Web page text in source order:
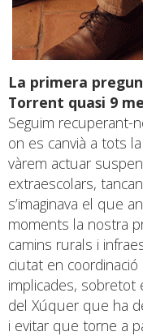
La primera
Torrent quasi 9
Seguim recuperant-
on es canvià a tots
vàrem actuar
extraescolars,
s’imaginava el que
moments la nostra
camins rurals i
ciutat en
implicades, sobretot
del Xúquer que ha
i evitar que torne a